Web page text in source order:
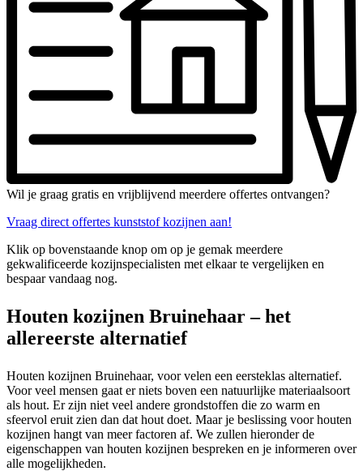
Wil je graag gratis en vrijblijvend meerdere offertes ontvangen?
Vraag direct offertes kunststof kozijnen aan!
Klik op bovenstaande knop om op je gemak meerdere
gekwalificeerde kozijnspecialisten met elkaar te vergelijken en
bespaar vandaag nog.
Houten kozijnen Bruinehaar – het
allereerste alternatief
Houten kozijnen Bruinehaar, voor velen een eersteklas alternatief.
Voor veel mensen gaat er niets boven een natuurlijke materiaalsoort
als hout. Er zijn niet veel andere grondstoffen die zo warm en
sfeervol eruit zien dan dat hout doet. Maar je beslissing voor houten
kozijnen hangt van meer factoren af. We zullen hieronder de
eigenschappen van houten kozijnen bespreken en je informeren over
alle mogelijkheden.